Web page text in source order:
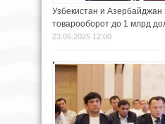
Узбекистан и
товарооборот до 1 млрд
23.06.2025 12:00